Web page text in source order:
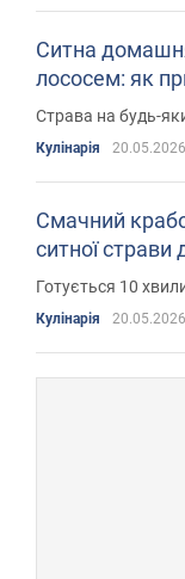
Ситна
лососем: як
Страва на будь-
Кулінарія
Смачний
ситної страви
Готується 10
Кулінарія